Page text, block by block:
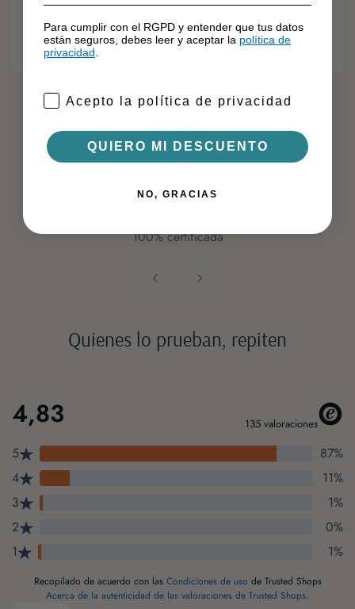
CANTIDAD
1 Cucharada Pequeña
MOMENTO IDEAL
Conservar en lugar fresco y seco
100% certificada
Quienes lo prueban, repiten
Para cumplir con el RGPD y entender que tus datos
están seguros, debes leer y aceptar la política de
privacidad.
Acepto la política de privacidad
QUIERO MI DESCUENTO
NO, GRACIAS